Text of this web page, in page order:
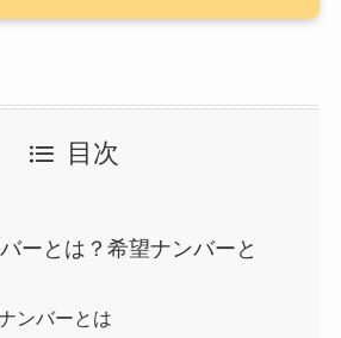
目次
ーとは？希望ナンバーと
ンバーとは